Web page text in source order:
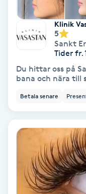
Hälsa
Hälsprickor
Idrottsmassage
IPL
IPL hårborttagning
IR-massage
Klinik
5
Sankt
Tider fr.
Du hittar oss på
Betala senare